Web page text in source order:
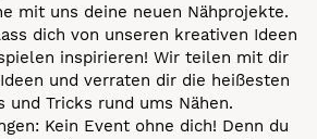
mit uns deine neuen Nähprojekte.
dich von unseren kreativen Ideen
inspirieren! Wir teilen mit dir
und verraten dir die heißesten
und Tricks rund ums Nähen.
Kein Event ohne dich! Denn du